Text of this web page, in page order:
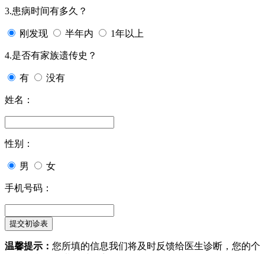
3.患病时间有多久？
刚发现 半年内 1年以上
4.是否有家族遗传史？
有 没有
姓名：
性别：
男 女
手机号码：
温馨提示： 您所填的信息我们将及时反馈给医生诊断，您的个